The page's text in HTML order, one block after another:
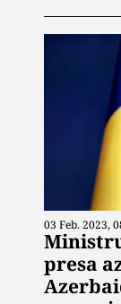
03 Feb. 2023,
presa